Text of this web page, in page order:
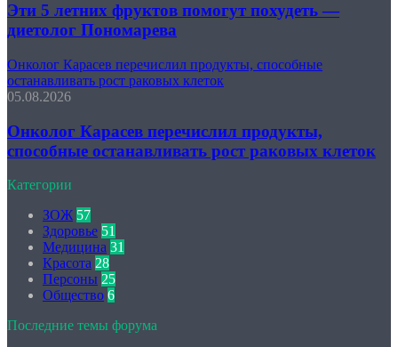
Эти 5 летних фруктов помогут похудеть —
диетолог Пономарева
Онколог Карасев перечислил продукты, способные
останавливать рост раковых клеток
05.08.2026
Онколог Карасев перечислил продукты,
способные останавливать рост раковых клеток
Категории
ЗОЖ 57
Здоровье 51
Медицина 31
Красота 28
Персоны 25
Общество 6
Последние темы форума